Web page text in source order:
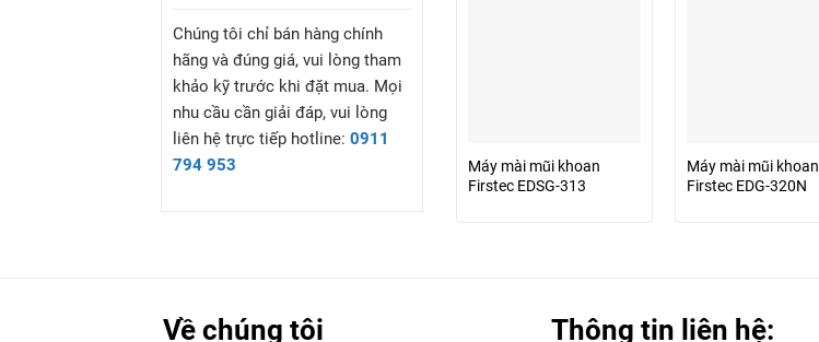
Chúng tôi chỉ bán hàng chính
hãng và đúng giá, vui lòng tham
khảo kỹ trước khi đặt mua. Mọi
nhu cầu cần giải đáp, vui lòng
liên hệ trực tiếp hotline: 0911
794 953
Máy mài mũi khoan
Firstec EDSG-313
Máy mài mũi khoan
Firstec EDG-320N
Về chúng tôi Thông tin liên hệ: